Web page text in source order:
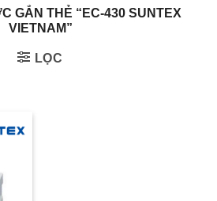
GẮN THẺ “EC-430 SUNTEX
VIETNAM”
LỌC